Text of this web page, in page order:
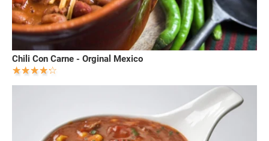
Chili Con Carne - Orginal Mexico